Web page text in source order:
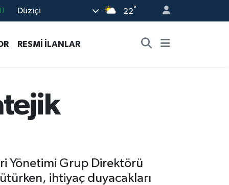
Düziçi 22°
RESMİ İLANLAR
Yönetimi Grup Direktörü
ihtiyaç duyacakları